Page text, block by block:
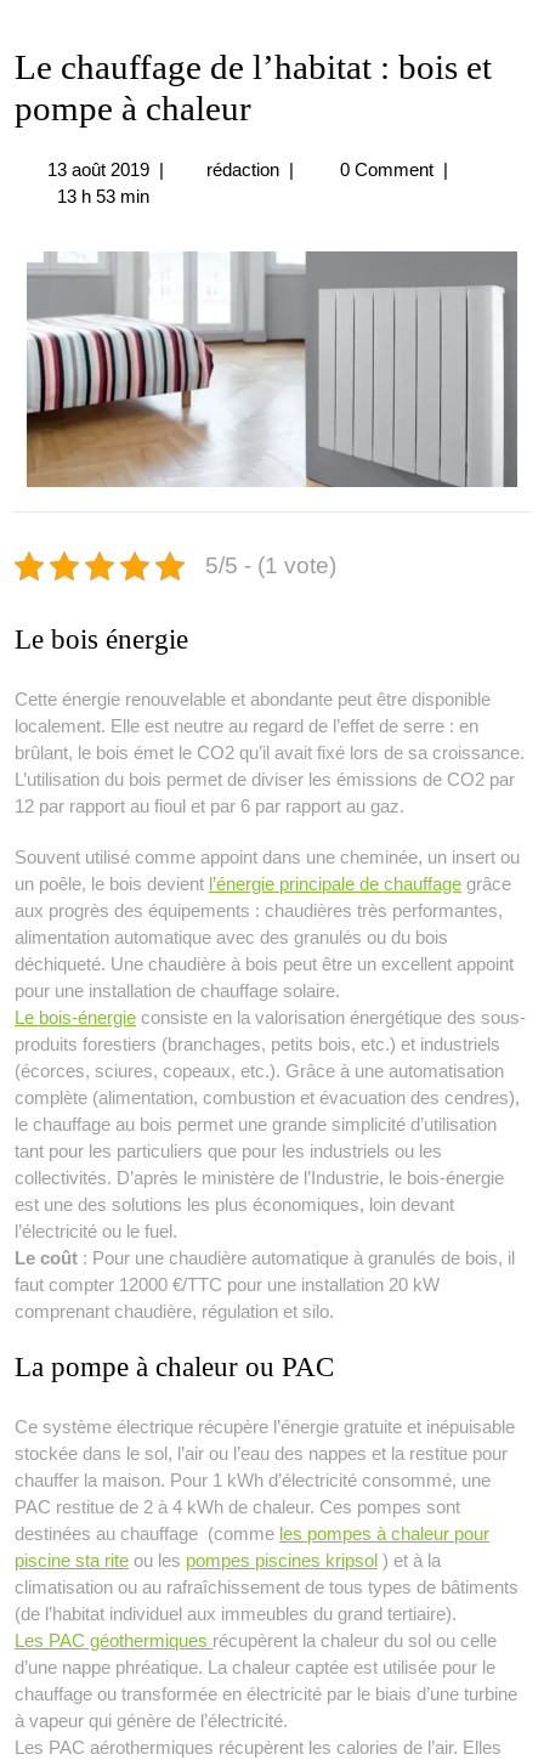
Le chauffage de l’habitat : bois et
pompe à chaleur
13 août 201913
août
| rédactionLe
l’habitat
:
pompe
| 0 Comment |
13 h 53 min
5/5 - (1 vote)
Le bois énergie
Cette énergie renouvelable et abondante peut être disponible
localement. Elle est neutre au regard de l’effet de serre : en
brûlant, le bois émet le CO2 qu’il avait fixé lors de sa croissance.
L’utilisation du bois permet de diviser les émissions de CO2 par
12 par rapport au fioul et par 6 par rapport au gaz.
Souvent utilisé comme appoint dans une cheminée, un insert ou
un poêle, le bois devient l’énergie principale de chauffage grâce
aux progrès des équipements : chaudières très performantes,
alimentation automatique avec des granulés ou du bois
déchiqueté. Une chaudière à bois peut être un excellent appoint
pour une installation de chauffage solaire.
Le bois-énergie consiste en la valorisation énergétique des sous-
produits forestiers (branchages, petits bois, etc.) et industriels
(écorces, sciures, copeaux, etc.). Grâce à une automatisation
complète (alimentation, combustion et évacuation des cendres),
le chauffage au bois permet une grande simplicité d’utilisation
tant pour les particuliers que pour les industriels ou les
collectivités. D’après le ministère de l’Industrie, le bois-énergie
est une des solutions les plus économiques, loin devant
l’électricité ou le fuel.
Le coût : Pour une chaudière automatique à granulés de bois, il
faut compter 12000 €/TTC pour une installation 20 kW
comprenant chaudière, régulation et silo.
La pompe à chaleur ou PAC
Ce système électrique récupère l’énergie gratuite et inépuisable
stockée dans le sol, l’air ou l’eau des nappes et la restitue pour
chauffer la maison. Pour 1 kWh d’électricité consommé, une
PAC restitue de 2 à 4 kWh de chaleur. Ces pompes sont
destinées au chauffage (comme les pompes à chaleur pour
piscine sta rite ou les pompes piscines kripsol ) et à la
climatisation ou au rafraîchissement de tous types de bâtiments
(de l’habitat individuel aux immeubles du grand tertiaire).
Les PAC géothermiques récupèrent la chaleur du sol ou celle
d’une nappe phréatique. La chaleur captée est utilisée pour le
chauffage ou transformée en électricité par le biais d’une turbine
à vapeur qui génère de l’électricité.
Les PAC aérothermiques récupèrent les calories de l’air. Elles